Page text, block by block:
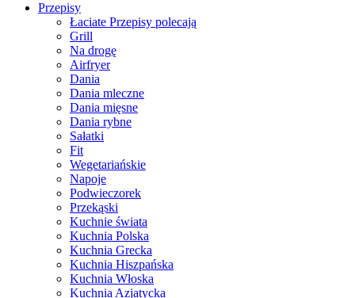
Przepisy
Łaciate Przepisy polecają
Grill
Na drogę
Airfryer
Dania
Dania mleczne
Dania mięsne
Dania rybne
Sałatki
Fit
Wegetariańskie
Napoje
Podwieczorek
Przekąski
Kuchnie świata
Kuchnia Polska
Kuchnia Grecka
Kuchnia Hiszpańska
Kuchnia Włoska
Kuchnia Azjatycka